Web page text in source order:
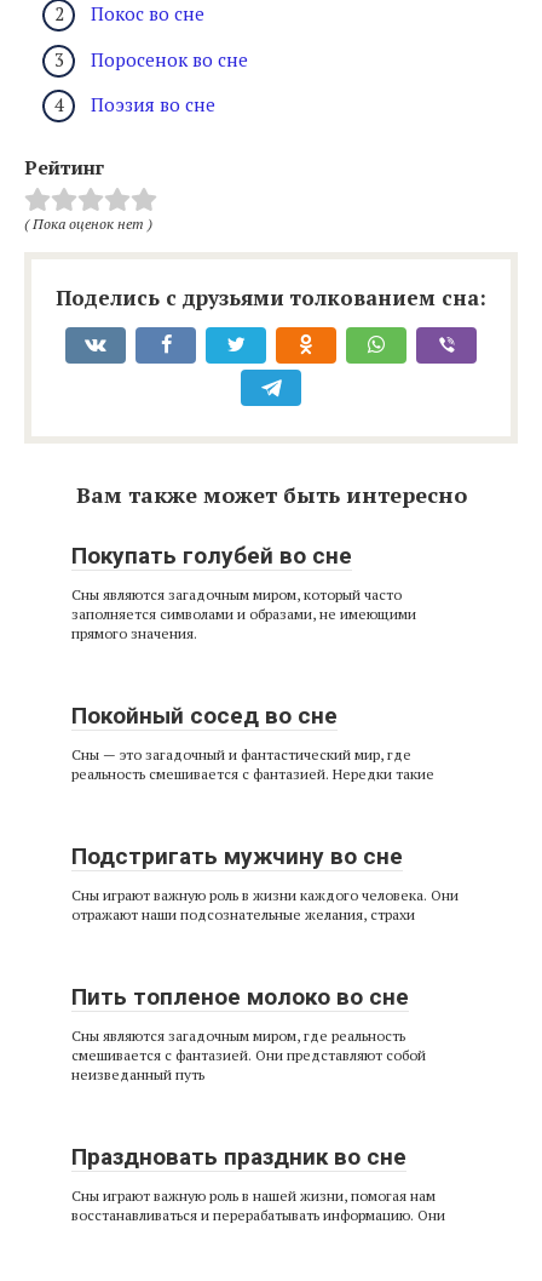
Покос во сне
Поросенок во сне
Поэзия во сне
Рейтинг
( Пока оценок нет )
Поделись с друзьями толкованием сна:
Вам также может быть интересно
Покупать голубей во сне
Сны являются загадочным миром, который часто
заполняется символами и образами, не имеющими
прямого значения.
Покойный сосед во сне
Сны — это загадочный и фантастический мир, где
реальность смешивается с фантазией. Нередки такие
Подстригать мужчину во сне
Сны играют важную роль в жизни каждого человека. Они
отражают наши подсознательные желания, страхи
Пить топленое молоко во сне
Сны являются загадочным миром, где реальность
смешивается с фантазией. Они представляют собой
неизведанный путь
Праздновать праздник во сне
Сны играют важную роль в нашей жизни, помогая нам
восстанавливаться и перерабатывать информацию. Они